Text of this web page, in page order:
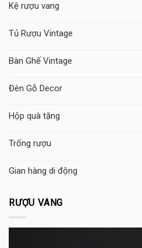
Kệ rượu vang
Tủ Rượu Vintage
Bàn Ghế Vintage
Đèn Gỗ Decor
Hộp quà tặng
Trống rượu
Gian hàng di động
RƯỢU VANG